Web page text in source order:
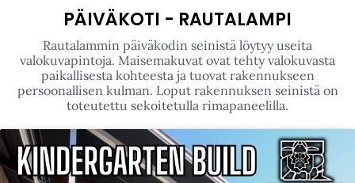
PÄIVÄKOTI - RAUTALAMPI
Rautalammin päiväkodin seinistä löytyy useita
valokuvapintoja. Maisemakuvat ovat tehty valokuvasta
paikallisesta kohteesta ja tuovat rakennukseen
persoonallisen kulman. Loput rakennuksen seinistä on
toteutettu sekoitetulla rimapaneelilla.